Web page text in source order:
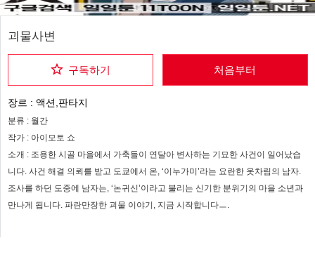
괴물사변
구독하기 처음부터
장르 : 액션,판타지
분류 : 월간
작가 : 아이모토 쇼
소개 : 조용한 시골 마을에서 가축들이 연달아 변사하는 기묘한 사건이 일어났습
니다. 사건 해결 의뢰를 받고 도쿄에서 온, ‘이누가미’라는 요란한 옷차림의 남자.
조사를 하던 도중에 남자는, ‘논귀신’이라고 불리는 신기한 분위기의 마을 소년과
만나게 됩니다. 파란만장한 괴물 이야기, 지금 시작합니다ㅡ.